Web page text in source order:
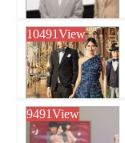
10491View
9491View